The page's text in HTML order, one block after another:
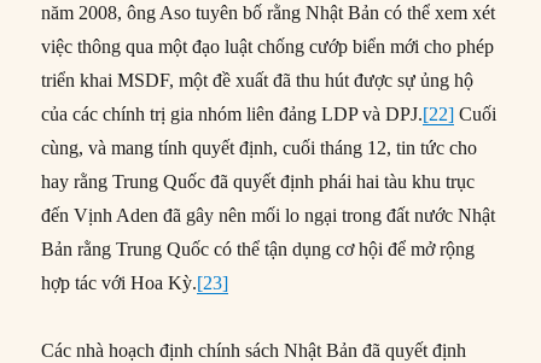
năm 2008, ông Aso tuyên bố rằng Nhật Bản có thể xem xét
việc thông qua một đạo luật chống cướp biển mới cho phép
triển khai MSDF, một đề xuất đã thu hút được sự ủng hộ
của các chính trị gia nhóm liên đảng LDP và DPJ.[22] Cuối
cùng, và mang tính quyết định, cuối tháng 12, tin tức cho
hay rằng Trung Quốc đã quyết định phái hai tàu khu trục
đến Vịnh Aden đã gây nên mối lo ngại trong đất nước Nhật
Bản rằng Trung Quốc có thể tận dụng cơ hội để mở rộng
hợp tác với Hoa Kỳ.[23]
Các nhà hoạch định chính sách Nhật Bản đã quyết định